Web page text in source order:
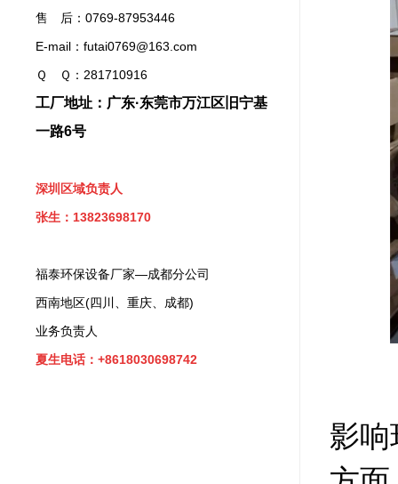
影
售 后：0769-87953446
E-mail：futai0769@163.com
Ｑ Ｑ：281710916
工厂地址：广东·东莞市万江区旧宁基
一路6号
深圳区域负责人
张生：13823698170
福泰环保设备厂家—成都分公司
西南地区(四川、重庆、成都)
业务负责人
夏生电话：+8618030698742